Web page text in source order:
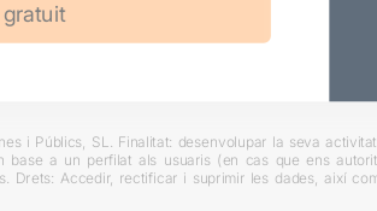
i Públics, SL. Finalitat: desenvolupar la seva
base a un perfilat als usuaris (en cas que ens
Drets: Accedir, rectificar i suprimir les dades, així